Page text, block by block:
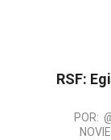
RSF:
POR: